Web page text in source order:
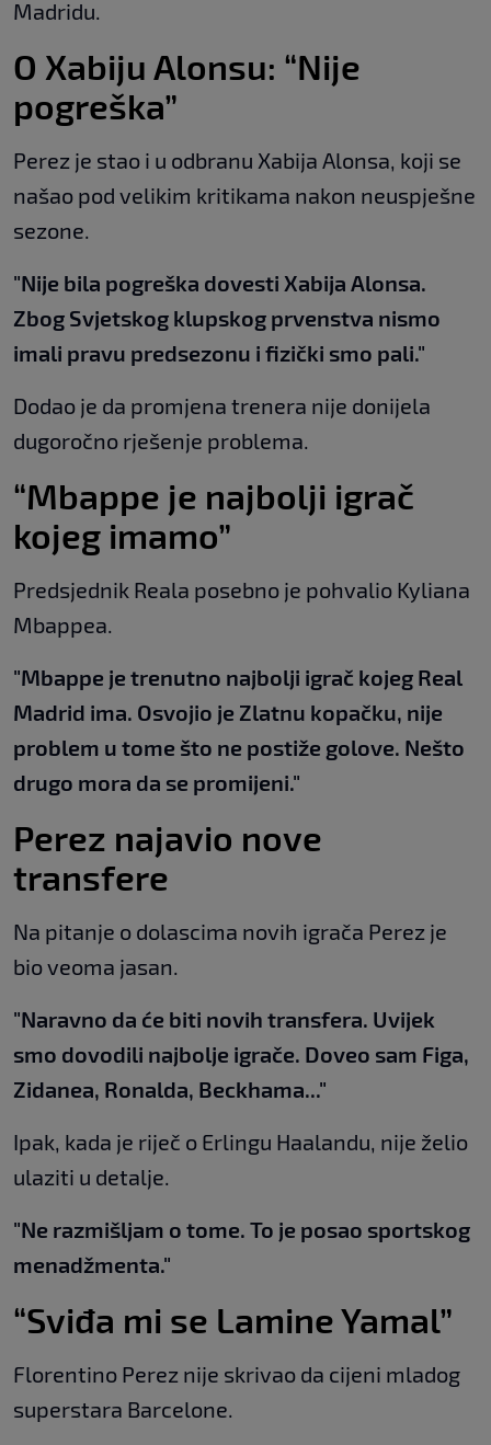
Madridu.
O Xabiju Alonsu: “Nije
pogreška”
Perez je stao i u odbranu Xabija Alonsa, koji se
našao pod velikim kritikama nakon neuspješne
sezone.
"Nije bila pogreška dovesti Xabija Alonsa.
Zbog Svjetskog klupskog prvenstva nismo
imali pravu predsezonu i fizički smo pali."
Dodao je da promjena trenera nije donijela
dugoročno rješenje problema.
“Mbappe je najbolji igrač
kojeg imamo”
Predsjednik Reala posebno je pohvalio Kyliana
Mbappea.
"Mbappe je trenutno najbolji igrač kojeg Real
Madrid ima. Osvojio je Zlatnu kopačku, nije
problem u tome što ne postiže golove. Nešto
drugo mora da se promijeni."
Perez najavio nove
transfere
Na pitanje o dolascima novih igrača Perez je
bio veoma jasan.
"Naravno da će biti novih transfera. Uvijek
smo dovodili najbolje igrače. Doveo sam Figa,
Zidanea, Ronalda, Beckhama..."
Ipak, kada je riječ o Erlingu Haalandu, nije želio
ulaziti u detalje.
"Ne razmišljam o tome. To je posao sportskog
menadžmenta."
“Sviđa mi se Lamine Yamal”
Florentino Perez nije skrivao da cijeni mladog
superstara Barcelone.